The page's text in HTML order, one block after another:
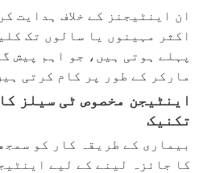
ان اینٹیجنز کے خلاف ہدایت
اکثر مہینوں یا سالوں تک
پہلے ہوتی ہیں، جو اہم پیش
مارکر کے طور پر کام کرتی
اینٹیجن مخصوص ٹی سیلز
تکنیک
بیماری کے طریقہ کار کو
کا جائزہ لینے کے لیے